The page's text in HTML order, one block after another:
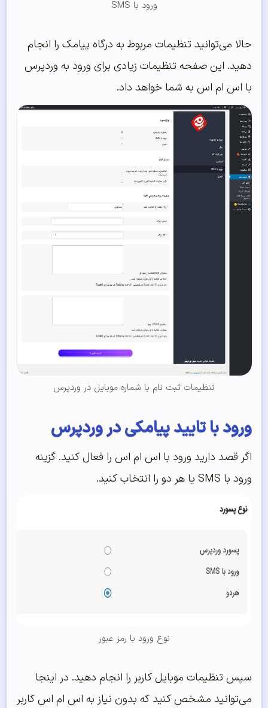
ورود با SMS
حالا می‌توانید تنظیمات مربوط به درگاه پیامک را انجام
دهید. این صفحه تنظیمات زیادی برای ورود به وردپرس
با اس ام اس به شما خواهد داد.
تنظیمات ثبت نام با شماره موبایل در وردپرس
ورود با تایید پیامکی در وردپرس
اگر قصد دارید ورود با اس ام اس را فعال کنید. گزینه
ورود با SMS یا هر دو را انتخاب کنید.
نوع ورود با رمز عبور
سپس تنظیمات موبایل کاربر را انجام دهید. در اینجا
می‌توانید مشخص کنید که بدون نیاز به اس ام اس کاربر